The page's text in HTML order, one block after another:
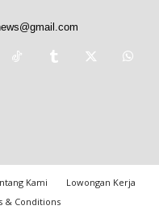
Kami
Lowongan Kerja
& Conditions